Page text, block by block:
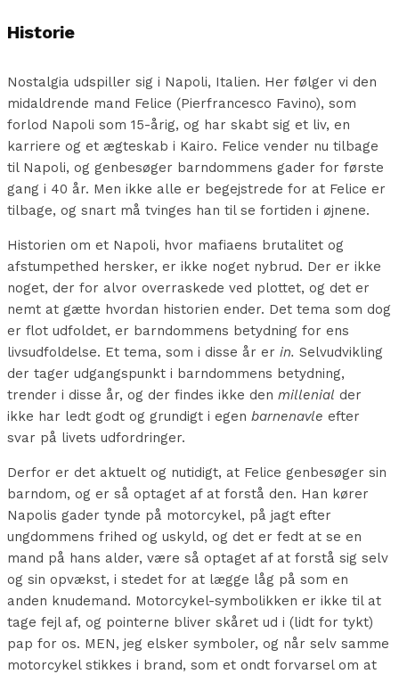
Historie
Nostalgia udspiller sig i Napoli, Italien. Her følger vi den
midaldrende mand Felice (Pierfrancesco Favino), som
forlod Napoli som 15-årig, og har skabt sig et liv, en
karriere og et ægteskab i Kairo. Felice vender nu tilbage
til Napoli, og genbesøger barndommens gader for første
gang i 40 år. Men ikke alle er begejstrede for at Felice er
tilbage, og snart må tvinges han til se fortiden i øjnene.
Historien om et Napoli, hvor mafiaens brutalitet og
afstumpethed hersker, er ikke noget nybrud. Der er ikke
noget, der for alvor overraskede ved plottet, og det er
nemt at gætte hvordan historien ender. Det tema som dog
er flot udfoldet, er barndommens betydning for ens
livsudfoldelse. Et tema, som i disse år er in. Selvudvikling
der tager udgangspunkt i barndommens betydning,
trender i disse år, og der findes ikke den millenial der
ikke har ledt godt og grundigt i egen barnenavle efter
svar på livets udfordringer.
Derfor er det aktuelt og nutidigt, at Felice genbesøger sin
barndom, og er så optaget af at forstå den. Han kører
Napolis gader tynde på motorcykel, på jagt efter
ungdommens frihed og uskyld, og det er fedt at se en
mand på hans alder, være så optaget af at forstå sig selv
og sin opvækst, i stedet for at lægge låg på som en
anden knudemand. Motorcykel-symbolikken er ikke til at
tage fejl af, og pointerne bliver skåret ud i (lidt for tykt)
pap for os. MEN, jeg elsker symboler, og når selv samme
motorcykel stikkes i brand, som et ondt forvarsel om at